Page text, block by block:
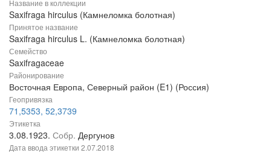
Название в коллекции
Saxifraga hirculus (Камнеломка болотная)
Принятое название
Saxifraga hirculus L. (Камнеломка болотная)
Семейство
Saxifragaceae
Районирование
Восточная Европа, Северный район (E1) (Россия)
Геопривязка
71,5353, 52,3739
Этикетка
3.08.1923. Собр. Дергунов
Дата ввода этикетки 2.07.2018